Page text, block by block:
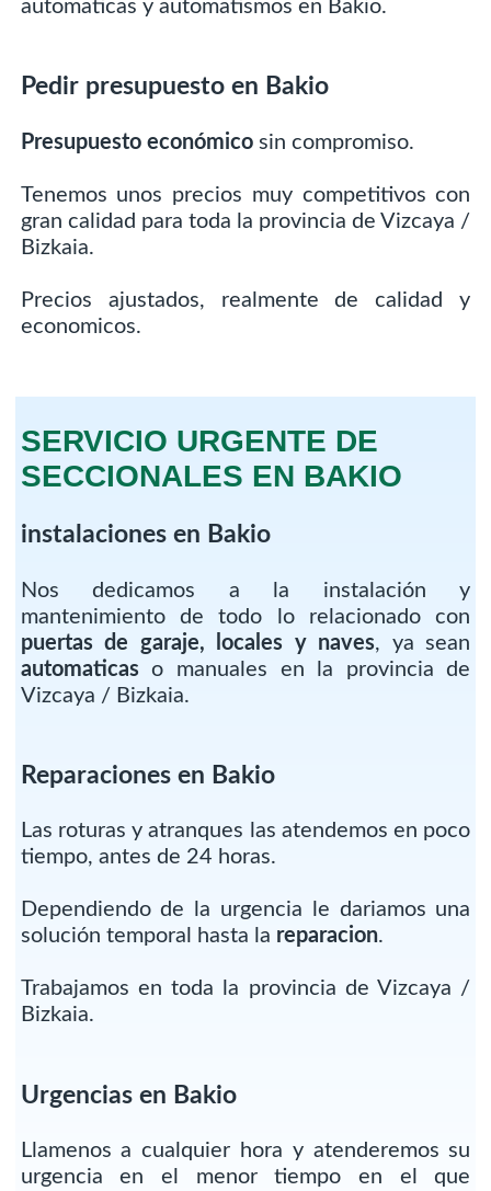
automaticas y automatismos en Bakio.
Pedir presupuesto en Bakio
Presupuesto económicosin compromiso.
Tenemos unos precios muy competitivos con
gran calidad para toda la provincia de Vizcaya /
Bizkaia.
Precios ajustados, realmente de calidad y
economicos.
SERVICIO URGENTE DE
SECCIONALES EN BAKIO
instalaciones en Bakio
Nos dedicamos a la instalación y
mantenimiento de todo lo relacionado con
puertas de garaje, locales y naves, ya sean
automaticaso manuales en la provincia de
Vizcaya / Bizkaia.
Reparaciones en Bakio
Las roturas y atranques las atendemos en poco
tiempo, antes de 24 horas.
Dependiendo de la urgencia le dariamos una
solución temporal hasta la reparacion.
Trabajamos en toda la provincia de Vizcaya /
Bizkaia.
Urgencias en Bakio
Llamenos a cualquier hora y atenderemos su
urgencia en el menor tiempo en el que